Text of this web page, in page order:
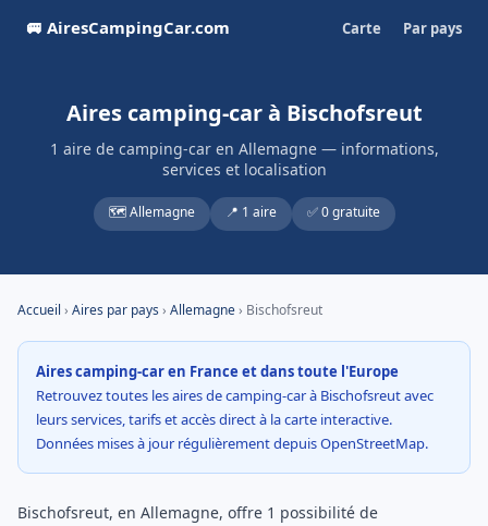
🚐 AiresCampingCar.com Carte Par pays
Aires camping-car à Bischofsreut
1 aire de camping-car en Allemagne — informations,
services et localisation
🗺️ Allemagne 📍 1 aire ✅ 0 gratuite
Accueil › Aires par pays› Allemagne› Bischofsreut
Aires camping-car en France et dans toute l'Europe
Retrouvez toutes les aires de camping-car à Bischofsreut avec
leurs services, tarifs et accès direct à la carte interactive.
Données mises à jour régulièrement depuis OpenStreetMap.
Bischofsreut, en Allemagne, offre 1 possibilité de